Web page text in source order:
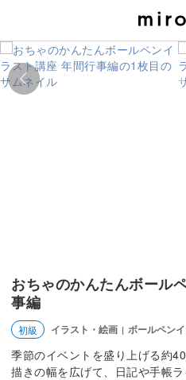
おちゃのかんたんボール
事編
初級 イラスト・絵画 | ボールペン
季節のイベントを盛り上げる約
描きの幅を広げて、日記や手帳ラ